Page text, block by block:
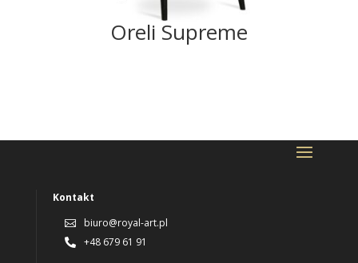
Oreli Supreme
Kontakt
 biuro@royal-art.pl
 +48 679 61 91